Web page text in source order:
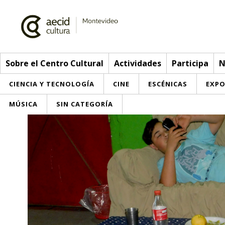
Sobre el Centro Cultural Actividades Participa
CIENCIA Y TECNOLOGÍA CINE ESCÉNICAS
MÚSICA SIN CATEGORÍA
Sobre el Centro Cultural
Red AECID
Instalaciones
Visítanos
Actividades
> Ir a Actividades
Esta semana
Inscripciones
Envíanos tu propuesta
Buzón de sugerencias
Noticias
Convocatorias